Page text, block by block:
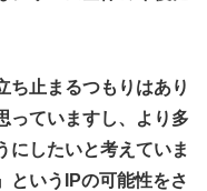
ち止まるつもりはあり
っていますし、より多
にしたいと考えていま
というIPの可能性をさ